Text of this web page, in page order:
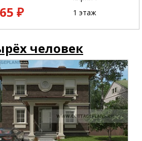
₽
1 этаж
человек